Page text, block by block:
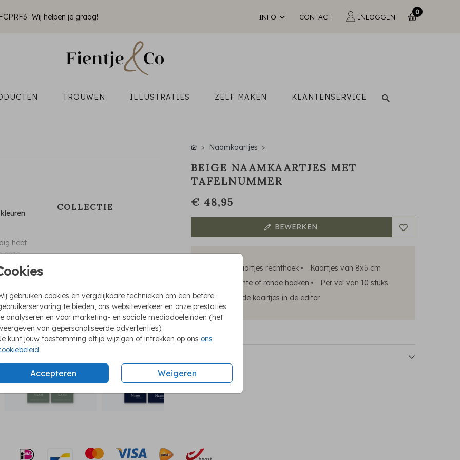
Wij helpen je graag! INFO CONTACT INLOGGEN
0
TROUWEN ILLUSTRATIES ZELF MAKEN KLANTENSERVICE
gebruiken cookies en vergelijkbare technieken om een betere
te bieden, ons websiteverkeer en onze prestaties
analyseren en voor marketing- en sociale mediadoeleinden (het
van gepersonaliseerde advertenties).
kunt jouw toestemming altijd wijzigen of intrekken op ons ons
.
Accepteren Weigeren
hebt
onze
cm, dus
maar
ontwerp,
COLLECTIE
naamkaartjes
Naamkaartjes
BEIGE NAAMKAARTJES MET
TAFELNUMMER
€ 48,95
BEWERKEN
Naamkaartjes rechthoek
Kaartjes van 8x5 cm
Kies rechte of ronde hoeken
Per vel van 10 stuks
Bewerk de kaartjes in de editor